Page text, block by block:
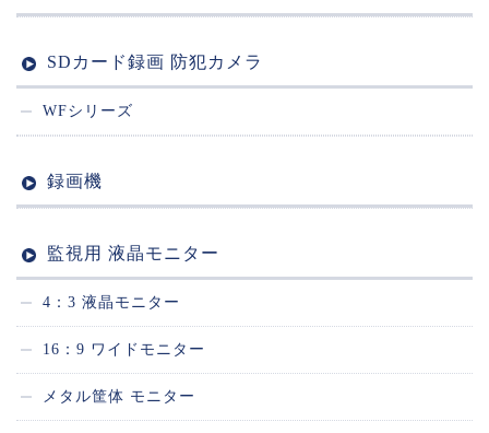
SDカード録画 防犯カメラ
WFシリーズ
録画機
監視用 液晶モニター
4：3 液晶モニター
16：9 ワイドモニター
メタル筐体 モニター